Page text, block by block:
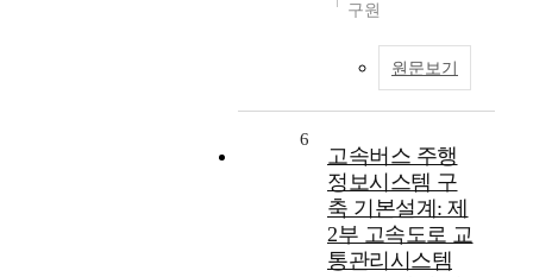
구원
원문보기
6
고속버스 주행
정보시스템 구
축 기본설계: 제
2부 고속도로 교
통관리시스템